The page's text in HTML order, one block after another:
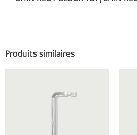
Produits similaires